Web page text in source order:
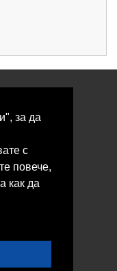
за да
с
повече,
как да